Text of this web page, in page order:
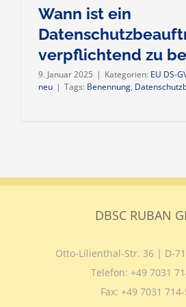
Wann ist ein
verpflichtend zu
9. Januar 2025 | Kategorien: EU DS-
neu | Tags: Benennung,
DBSC RUBAN
Otto-Lilienthal-Str. 36 | D-
Telefon: +49 7031
Fax: +49 7031